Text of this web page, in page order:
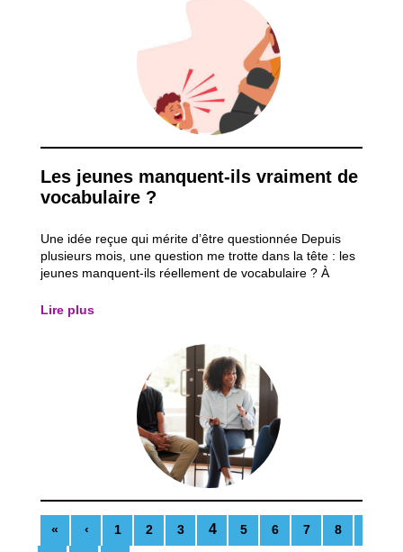
Les jeunes manquent-ils vraiment de
vocabulaire ?
Une idée reçue qui mérite d’être questionnée Depuis
plusieurs mois, une question me trotte dans la tête : les
jeunes manquent-ils réellement de vocabulaire ? À
m’interpelle. Lorsqu’on demande à un jeune de raconter
Lire plus
« ‹ 1 2 3 4 5 6 7 8